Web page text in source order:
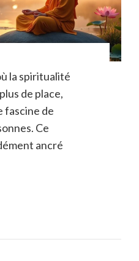
la spiritualité
de place,
fascine de
Ce
ancré